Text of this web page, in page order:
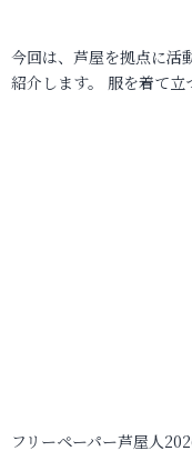
今回は、芦屋を拠点に活
紹介します。 服を着て
フリーペーパー芦屋人